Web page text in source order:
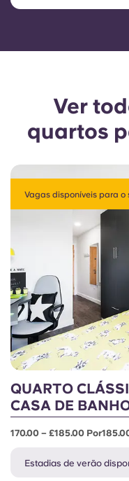
Ver
quartos
Vagas disponíveis para o
QUARTO
CASA DE
170.00 – £185.00
Estadias de verão